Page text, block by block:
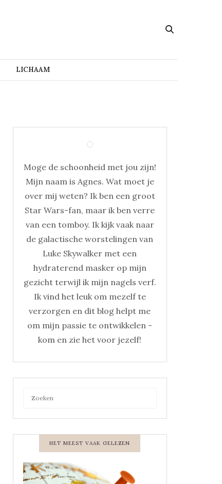
LICHAAM
Moge de schoonheid met jou zijn!
Mijn naam is Agnes. Wat moet je
over mij weten? Ik ben een groot
Star Wars-fan, maar ik ben verre
van een tomboy. Ik kijk vaak naar
de galactische worstelingen van
Luke Skywalker met een
hydraterend masker op mijn
gezicht terwijl ik mijn nagels verf.
Ik vind het leuk om mezelf te
verzorgen en dit blog helpt me
om mijn passie te ontwikkelen -
kom en zie het voor jezelf!
HET MEEST VAAK GELEZEN